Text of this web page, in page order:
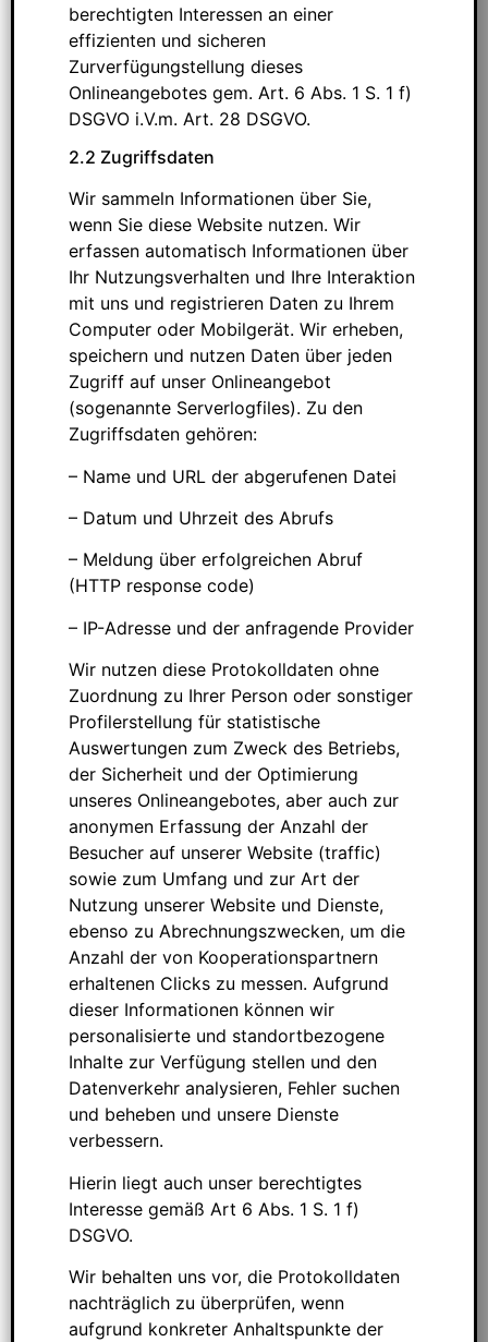
berechtigten Interessen an einer
effizienten und sicheren
Zurverfügungstellung dieses
Onlineangebotes gem. Art. 6 Abs. 1 S. 1 f)
DSGVO i.V.m. Art. 28 DSGVO.
2.2 Zugriffsdaten
Wir sammeln Informationen über Sie,
wenn Sie diese Website nutzen. Wir
erfassen automatisch Informationen über
Ihr Nutzungsverhalten und Ihre Interaktion
mit uns und registrieren Daten zu Ihrem
Computer oder Mobilgerät. Wir erheben,
speichern und nutzen Daten über jeden
Zugriff auf unser Onlineangebot
(sogenannte Serverlogfiles). Zu den
Zugriffsdaten gehören:
– Name und URL der abgerufenen Datei
– Datum und Uhrzeit des Abrufs
– Meldung über erfolgreichen Abruf
(HTTP response code)
– IP-Adresse und der anfragende Provider
Wir nutzen diese Protokolldaten ohne
Zuordnung zu Ihrer Person oder sonstiger
Profilerstellung für statistische
Auswertungen zum Zweck des Betriebs,
der Sicherheit und der Optimierung
unseres Onlineangebotes, aber auch zur
anonymen Erfassung der Anzahl der
Besucher auf unserer Website (traffic)
sowie zum Umfang und zur Art der
Nutzung unserer Website und Dienste,
ebenso zu Abrechnungszwecken, um die
Anzahl der von Kooperationspartnern
erhaltenen Clicks zu messen. Aufgrund
dieser Informationen können wir
personalisierte und standortbezogene
Inhalte zur Verfügung stellen und den
Datenverkehr analysieren, Fehler suchen
und beheben und unsere Dienste
verbessern.
Hierin liegt auch unser berechtigtes
Interesse gemäß Art 6 Abs. 1 S. 1 f)
DSGVO.
Wir behalten uns vor, die Protokolldaten
nachträglich zu überprüfen, wenn
aufgrund konkreter Anhaltspunkte der